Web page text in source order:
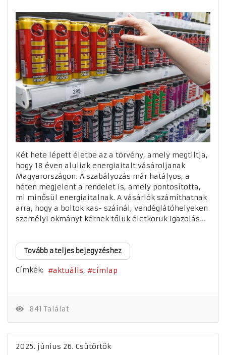
Két hete lépett életbe az a törvény, amely megtiltja,
hogy 18 éven aluliak energiaitalt vásároljanak
Magyarországon. A szabályozás már hatályos, a
héten megjelent a rendelet is, amely pontosította,
mi minősül energiaitalnak. A vásárlók számíthatnak
arra, hogy a boltok kas- száinál, vendéglátóhelyeken
személyi okmányt kérnek tőlük életkoruk igazolás...
Tovább a teljes bejegyzéshez
Címkék: aktuális címlap
841 Találat
2025. június 26. Csütörtök